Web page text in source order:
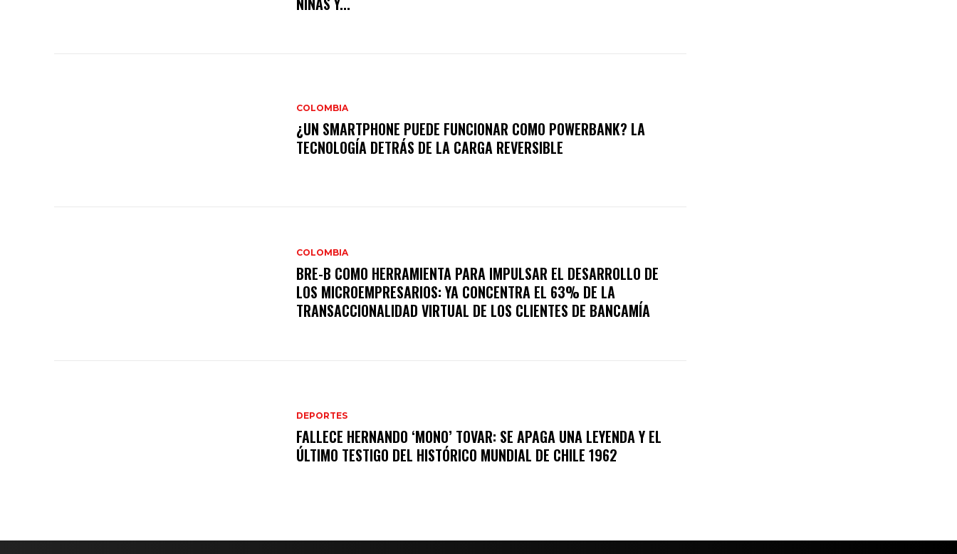
COLOMBIA
¿UN SMARTPHONE PUEDE FUNCIONAR COMO POWERBANK? LA
TECNOLOGÍA DETRÁS DE LA CARGA REVERSIBLE
COLOMBIA
BRE-B COMO HERRAMIENTA PARA IMPULSAR EL DESARROLLO DE
LOS MICROEMPRESARIOS: YA CONCENTRA EL 63% DE LA
TRANSACCIONALIDAD VIRTUAL DE LOS CLIENTES DE BANCAMÍA
DEPORTES
FALLECE HERNANDO ‘MONO’ TOVAR: SE APAGA UNA LEYENDA Y EL
ÚLTIMO TESTIGO DEL HISTÓRICO MUNDIAL DE CHILE 1962